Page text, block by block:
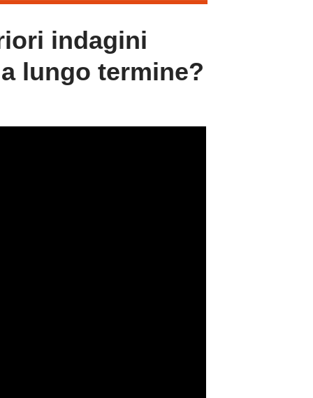
indagini
lungo termine?